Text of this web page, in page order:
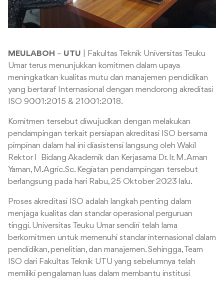
MEULABOH – UTU | Fakultas Teknik Universitas Teuku
Umar terus menunjukkan komitmen dalam upaya
meningkatkan kualitas mutu dan manajemen pendidikan
yang bertaraf Internasional dengan mendorong akreditasi
ISO 9001:2015 & 21001:2018.
Komitmen tersebut diwujudkan dengan melakukan
pendampingan terkait persiapan akreditasi ISO bersama
pimpinan dalam hal ini diasistensi langsung oleh Wakil
Rektor I Bidang Akademik dan Kerjasama Dr. Ir. M. Aman
Yaman, M.Agric.Sc. Kegiatan pendampingan tersebut
berlangsung pada hari Rabu, 25 Oktober 2023 lalu.
Proses akreditasi ISO adalah langkah penting dalam
menjaga kualitas dan standar operasional perguruan
tinggi. Universitas Teuku Umar sendiri telah lama
berkomitmen untuk memenuhi standar internasional dalam
pendidikan, penelitian, dan manajemen. Sehingga, Team
ISO dari Fakultas Teknik UTU yang sebelumnya telah
memiliki pengalaman luas dalam membantu institusi